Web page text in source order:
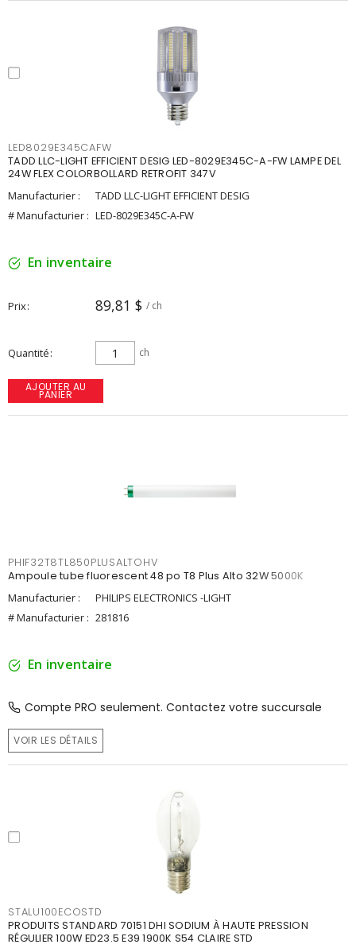
LED8029E345CAFW
TADD LLC-LIGHT EFFICIENT DESIG LED-8029E345C-A-FW LAMPE DEL
24W FLEX COLORBOLLARD RETROFIT 347V
Manufacturier :
TADD LLC-LIGHT EFFICIENT DESIG
# Manufacturier : LED-8029E345C-A-FW
En inventaire
Prix 89,81 $ / ch
Quantité ch
AJOUTER AU
PANIER
PHIF32T8TL850PLUSALTOHV
Ampoule tube fluorescent 48 po T8 Plus Alto 32W 5000K
Manufacturier :
PHILIPS ELECTRONICS -LIGHT
# Manufacturier : 281816
En inventaire
Compte PRO seulement. Contactez votre succursale
VOIR LES DÉTAILS
STALU100ECOSTD
PRODUITS STANDARD 70151 DHI SODIUM À HAUTE PRESSION
RÉGULIER 100W ED23.5 E39 1900K S54 CLAIRE STD